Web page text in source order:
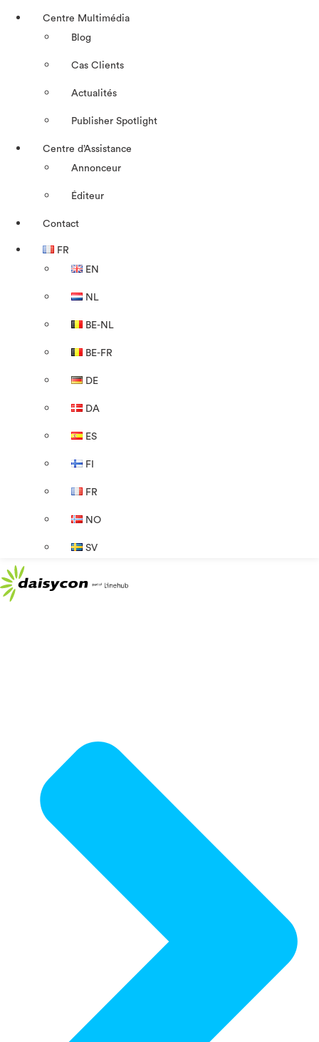
Centre Multimédia
Blog
Cas Clients
Actualités
Publisher Spotlight
Centre d’Assistance
Annonceur
Éditeur
Contact
FR
EN
NL
BE-NL
BE-FR
DE
DA
ES
FI
FR
NO
SV